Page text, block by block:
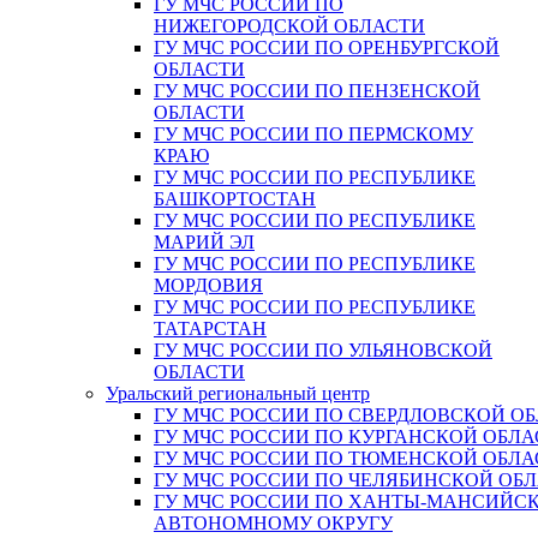
ГУ МЧС РОССИИ ПО
НИЖЕГОРОДСКОЙ ОБЛАСТИ
ГУ МЧС РОССИИ ПО ОРЕНБУРГСКОЙ
ОБЛАСТИ
ГУ МЧС РОССИИ ПО ПЕНЗЕНСКОЙ
ОБЛАСТИ
ГУ МЧС РОССИИ ПО ПЕРМСКОМУ
КРАЮ
ГУ МЧС РОССИИ ПО РЕСПУБЛИКЕ
БАШКОРТОСТАН
ГУ МЧС РОССИИ ПО РЕСПУБЛИКЕ
МАРИЙ ЭЛ
ГУ МЧС РОССИИ ПО РЕСПУБЛИКЕ
МОРДОВИЯ
ГУ МЧС РОССИИ ПО РЕСПУБЛИКЕ
ТАТАРСТАН
ГУ МЧС РОССИИ ПО УЛЬЯНОВСКОЙ
ОБЛАСТИ
Уральский региональный центр
ГУ МЧС РОССИИ ПО СВЕРДЛОВСКОЙ
ГУ МЧС РОССИИ ПО КУРГАНСКОЙ
ГУ МЧС РОССИИ ПО ТЮМЕНСКОЙ
ГУ МЧС РОССИИ ПО ЧЕЛЯБИНСКОЙ
ГУ МЧС РОССИИ ПО ХАНТЫ-
АВТОНОМНОМУ ОКРУГУ